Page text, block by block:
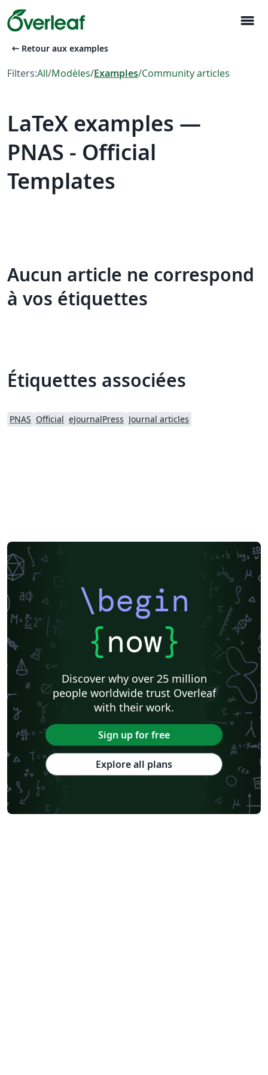
menu
arrow_left_alt Retour aux examples
Filters:All/Modèles/Examples/Community articles
LaTeX examples —
PNAS - Official
Templates
Aucun article ne correspond
à vos étiquettes
Étiquettes associées
PNAS Official eJournalPress Journal articles
\begin
{now}
Discover why over 25 million
people worldwide trust Overleaf
with their work.
Sign up for free
Explore all plans